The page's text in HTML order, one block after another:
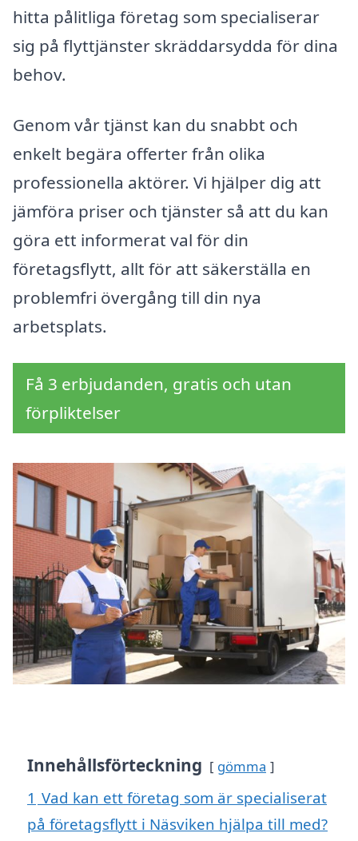
hitta pålitliga företag som specialiserar
sig på flyttjänster skräddarsydda för dina
behov.
Genom vår tjänst kan du snabbt och
enkelt begära offerter från olika
professionella aktörer. Vi hjälper dig att
jämföra priser och tjänster så att du kan
göra ett informerat val för din
företagsflytt, allt för att säkerställa en
problemfri övergång till din nya
arbetsplats.
Få 3 erbjudanden, gratis och utan
förpliktelser
Innehållsförteckning gömma
1 Vad kan ett företag som är specialiserat
på företagsflytt i Näsviken hjälpa till med?